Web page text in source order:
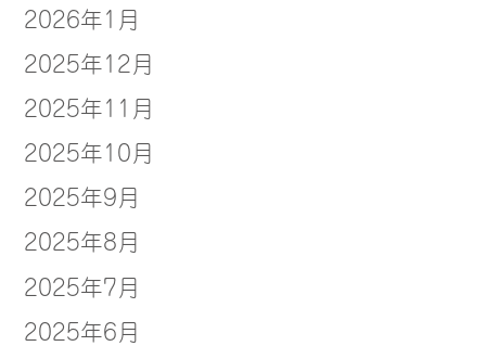
2026年1月
2025年12月
2025年11月
2025年10月
2025年9月
2025年8月
2025年7月
2025年6月